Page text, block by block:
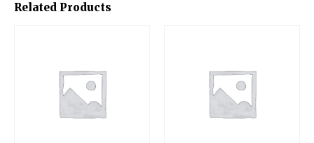
Related Products